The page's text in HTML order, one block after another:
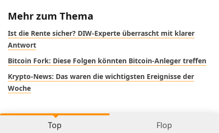
Mehr zum Thema
Ist die Rente sicher? DIW-Experte überrascht mit klarer
Antwort
Bitcoin Fork: Diese Folgen könnten Bitcoin-Anleger treffen
Krypto-News: Das waren die wichtigsten Ereignisse der
Woche
Top Flop